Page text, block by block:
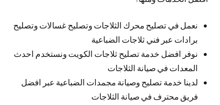
نعمل في تصليح محرك الثلاجات وتصليح غسالات وتصليح
برادات عبر فني ثلاجات الضباعية
نوفر افضل خدمة تصليح ثلاجات الكويت ونستخدم احدث
المعدات في صيانة الثلاجات
لدينا خدمة تصليح وصيانة مجمدات الضباعية عبر افضل
فريق محترف في صيانة الثلاجات